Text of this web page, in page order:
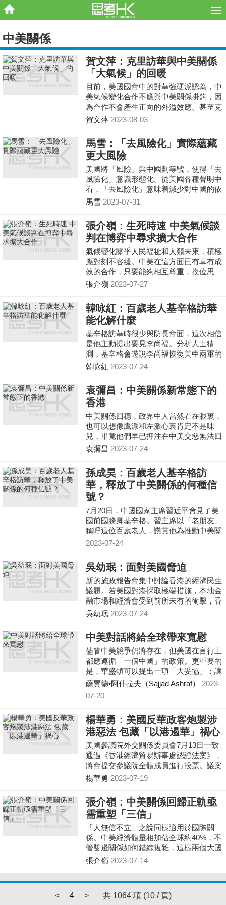
中美關係
賀文萍：克里訪華與中美關係
「大氣候」的回暖
目前，美國國會中的對華強硬派認為，中
美氣候變化合作不應與中美關係掛鈎，因
為合作不會產生正向的外溢效應。甚至克
里方面也表態稱，「中美氣候變化合作應
化問題與中美關係「脫鈎」的看法不具有
建設性意義，也是脫離實際的。美國國會
裡的對華強硬派不希望看到因克里訪華帶
來中美關係的改善，擔心這種改善從氣候
領域「外溢」到人文交流、經濟發展等其
他領域。克里的表態則更多是擔憂中美關
係的總體緊張狀態影響到中美氣候問題的
磋商。
賀文萍 2023-08-03
馬雪：「去風險化」實際蘊藏
更大風險
美國將「風險」與中國劃等號，使得「去
風險化」意識形態化。從美國各種聲明中
看，「去風險化」意味着減少對中國的依
賴，防止具有安全影響的技術擴展到中
馬雪 2023-07-31
張介嶺：生死時速 中美氣候談
判在博弈中尋求擴大合作
氣候變化關乎人民福祉和人類未來，積極
應對刻不容緩。中美在這方面已有卓有成
效的合作，只要能夠相互尊重，換位思
考，照顧彼此關切，保持對話勢頭，堅持
力原則，妥善處理減排與發展的關係，努
力改善雙邊關係的大氣候，在博弈中尋求
擴大合作，就一定能夠開創合作共贏的氣
候治理新局面。
張介嶺 2023-07-27
韓咏紅：百歲老人基辛格訪華
能化解什麼
基辛格訪華時很少與防長會面，這次相信
是他主動提出要見李尚福。分析人士猜
測，基辛格會遊說李尚福恢復美中兩軍的
對話，而中國則是通過對基辛格的高規格
待讓中美關係重回正軌，不忘當年促成中
美建交的「老朋友」，但在原則和台灣等
核心利益問題上北京絕不讓步，李尚福也
不會與對他實施制裁的政府成員會面。
韓咏紅 2023-07-24
袁彌昌：中美關係新常態下的
香港
中美關係回穩，政界中人當然看在眼裏，
也可以想像鷹派和左派心裏肯定不是味
兒，畢竟他們早已押注在中美交惡無法回
頭，認定香港長遠只有「一國」沒有「兩
續，「動不動拿國安法出來做事」便可升
官發財。這些就是靖海侯文中所指的「寧
左勿右，不管後果」
袁彌昌 2023-07-24
孫成昊：百歲老人基辛格訪
華，釋放了中美關係的何種信
號？
7月20日，中國國家主席習近平會見了美
國前國務卿基辛格。習主席以「老朋友」
稱呼這位百歲老人，讚賞他為推動中美關
係發展、增進中美兩國人民友誼作出的歷
中兩國和世界的和平繁榮至關重要，願繼
續為增進美中兩國人民相互理解作出努
力。
2023-07-24
吳幼珉：面對美國脅迫
新的施政報告會集中討論香港的經濟民生
議題。若美國對港採取極端措施，本地金
融市場和經濟會受到前所未有的衝擊，香
港對此應有所準備。而向社會說明港府的
獨特性
吳幼珉 2023-07-24
中美對話將給全球帶來寬慰
儘管中美競爭仍將存在，但美國在言行上
都應遵循「一個中國」的政策。更重要的
是，華盛頓可以提出一項「大妥協」：讓
北京和台北處理台灣問題，以換取美國和
南海其他國家獲得不受阻礙的民用航行自
由。然後，中國可以照顧南海地區其他權
在該地區部署軍力。歸根結底，中美尋求
妥協、避免衝突，最符合全球安全和全人
類的最大利益。
薩賈德•阿什拉夫（Sajjad Ashraf）
2023-
07-20
楊華勇：美國反華政客炮製涉
港惡法 包藏「以港遏華」禍心
美國參議院外交關係委員會7月13日一致
通過《香港經濟貿易辦事處認證法案》，
將會提交參議院全體成員進行投票。議案
一旦生效，三間香港駐美國經濟貿易辦事
奧（Marco Rubio）及民主黨參議員默克
利（Jeff Merkley）共同提出。提出議案
的魯比奧和默克利瘋狂抹黑《港區國安
法》，妄稱自2020年香港正式實施《港區
國安法》後，印證中國政府嚴重干預「一
國兩制」，香港駐美經貿辦現在不單是北
京的附屬物，更已淪為中國的政治工具
楊華勇 2023-07-19
張介嶺：中美關係回歸正軌亟
需重塑「三信」
「人無信不立」之說同樣適用於國際關
係。中美經濟體量相加佔全球約40%，不
管雙邊關係如何錯綜複雜，這樣兩個大國
相處更是「國無信不立」，再怎麼突出一
張介嶺 2023-07-14
< 4 > 共 1064 項 (10 / 頁)